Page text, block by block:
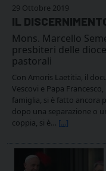
29 Ottobre 2019
IL
Mons. Marcello
presbiteri delle
pastorali
Con Amoris Laetitia, il
Vescovi e Papa
famiglia, si è fatto ancora
dopo una separazione o
coppia, si è… [...]